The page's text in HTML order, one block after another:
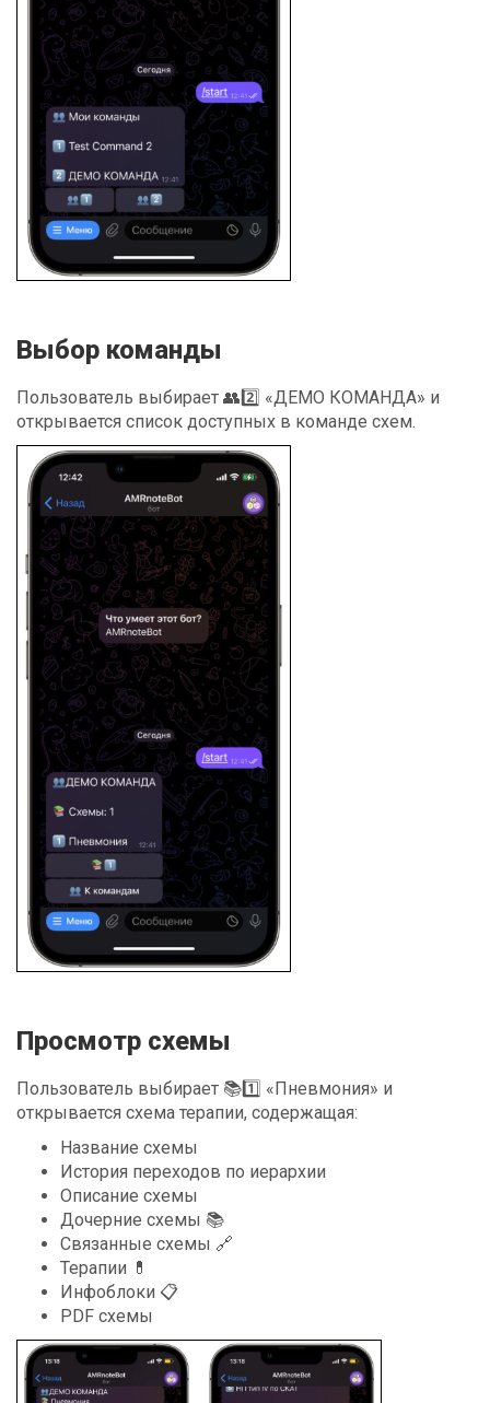
Выбор команды
Пользователь выбирает 👥2️⃣ «ДЕМО КОМАНДА» и
открывается список доступных в команде схем.
Просмотр схемы
Пользователь выбирает 📚1️⃣ «Пневмония» и
открывается схема терапии, содержащая:
Название схемы
История переходов по иерархии
Описание схемы
Дочерние схемы 📚
Связанные схемы 🔗
Терапии 💊
Инфоблоки 📋
PDF схемы